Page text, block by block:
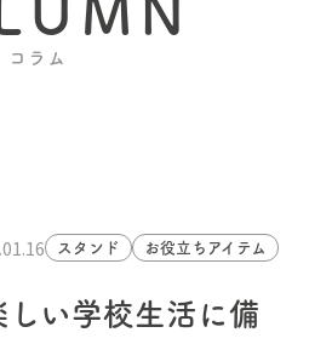
コラム
スタンド
お役立ちアイテム
しい学校生活に備